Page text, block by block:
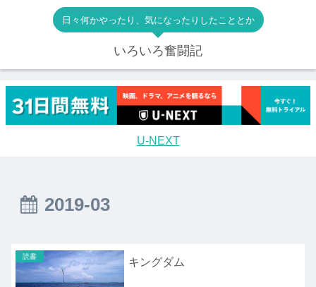
日々何かやったり、気になったりしたこととか
いろいろ奮闘記
U-NEXT
2019-03
読書 キングダム